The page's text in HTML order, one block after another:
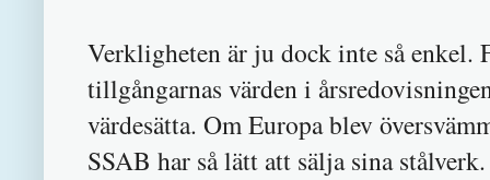
Verkligheten är ju dock inte så
tillgångarnas värden i
värdesätta. Om Europa blev
SSAB har så lätt att sälja sina stålverk.